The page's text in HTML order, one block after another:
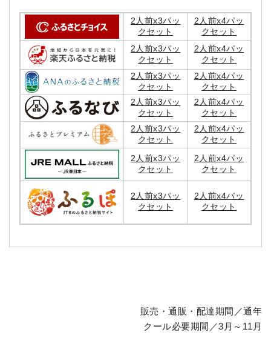
2人前x3パッ
クセット
2人前x4パッ
クセット
2人前x3パッ
クセット
2人前x4パッ
クセット
2人前x3パッ
クセット
2人前x4パッ
クセット
2人前x3パッ
クセット
2人前x4パッ
クセット
2人前x3パッ
クセット
2人前x4パッ
クセット
2人前x3パッ
クセット
2人前x4パッ
クセット
2人前x3パッ
クセット
2人前x4パッ
クセット
販売・通販・配達期間／通年
クール必要期間／3月～11月